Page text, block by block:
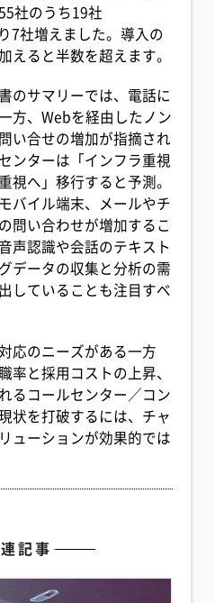
社のうち19社
7社増えました。導入の
えると半数を超えます。
のサマリーでは、電話に
方、Webを経由したノン
い合せの増加が指摘され
ンターは「インフラ重視
視へ」移行すると予測。
バイル端末、メールやチ
問い合わせが増加するこ
声認識や会話のテキスト
データの収集と分析の需
していることも注目すべ
応のニーズがある一方
率と採用コストの上昇、
るコールセンター／コン
状を打破するには、チャ
ューションが効果的では
記事